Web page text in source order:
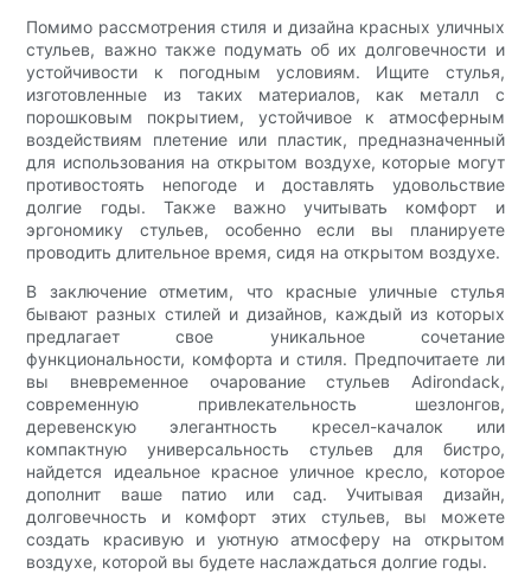
Помимо рассмотрения стиля и дизайна красных уличных
стульев, важно также подумать об их долговечности и
устойчивости к погодным условиям. Ищите стулья,
изготовленные из таких материалов, как металл с
порошковым покрытием, устойчивое к атмосферным
воздействиям плетение или пластик, предназначенный
для использования на открытом воздухе, которые могут
противостоять непогоде и доставлять удовольствие
долгие годы. Также важно учитывать комфорт и
эргономику стульев, особенно если вы планируете
проводить длительное время, сидя на открытом воздухе.
В заключение отметим, что красные уличные стулья
бывают разных стилей и дизайнов, каждый из которых
предлагает свое уникальное сочетание
функциональности, комфорта и стиля. Предпочитаете ли
вы вневременное очарование стульев Adirondack,
современную привлекательность шезлонгов,
деревенскую элегантность кресел-качалок или
компактную универсальность стульев для бистро,
найдется идеальное красное уличное кресло, которое
дополнит ваше патио или сад. Учитывая дизайн,
долговечность и комфорт этих стульев, вы можете
создать красивую и уютную атмосферу на открытом
воздухе, которой вы будете наслаждаться долгие годы.